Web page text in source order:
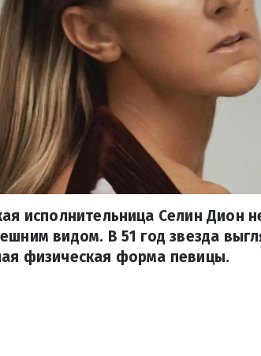
исполнительница Селин Дион
видом. В 51 год звезда
физическая форма певицы.